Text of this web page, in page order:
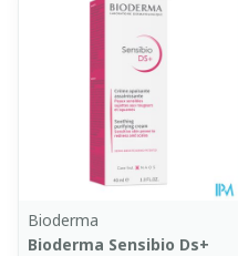
Bioderma
Bioderma Sensibio Ds+